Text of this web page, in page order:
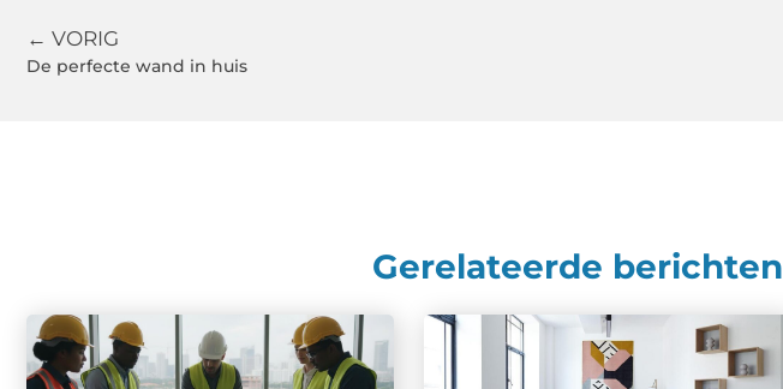
← VORIG
De perfecte wand in huis
Gerelateerde berichten